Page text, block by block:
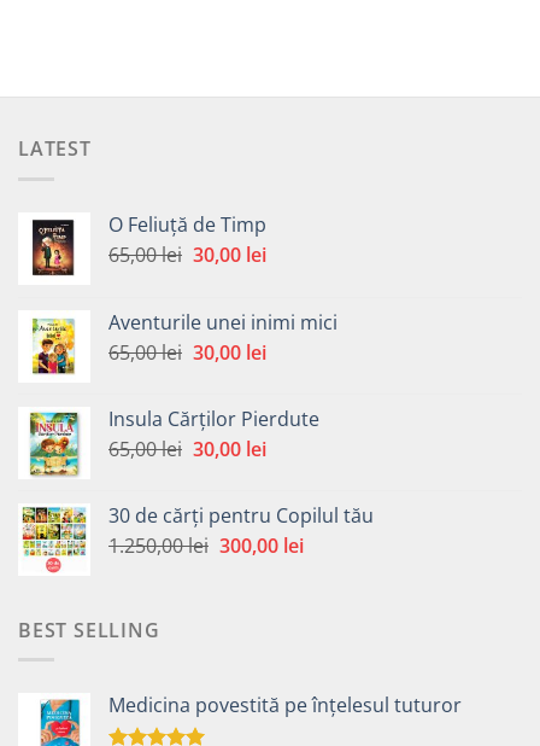
LATEST
O Feliuță de Timp
65,00lei Prețul
fost:
65,00 lei.
30,00 leiPrețul
30,00 lei.
Aventurile unei inimi mici
65,00lei Prețul
fost:
65,00 lei.
30,00 leiPrețul
30,00 lei.
Insula Cărților Pierdute
65,00lei Prețul
fost:
65,00 lei.
30,00 leiPrețul
30,00 lei.
30 de cărți pentru Copilul tău
1.250,00lei Prețul
300,00 leiPrețul
BEST SELLING
Medicina povestită pe înțelesul tuturor